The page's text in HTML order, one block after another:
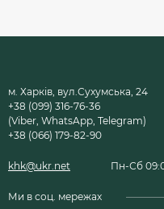
м. Харків, вул.Сухумська, 24
+38 (099) 316-76-36
(Viber, WhatsApp, Telegram)
+38 (066) 179-82-90
khk@ukr.net Пн-Сб
Ми в соц. мережах